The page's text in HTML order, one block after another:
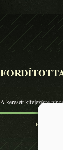
A keresett kifejezésre
RÓLUNK